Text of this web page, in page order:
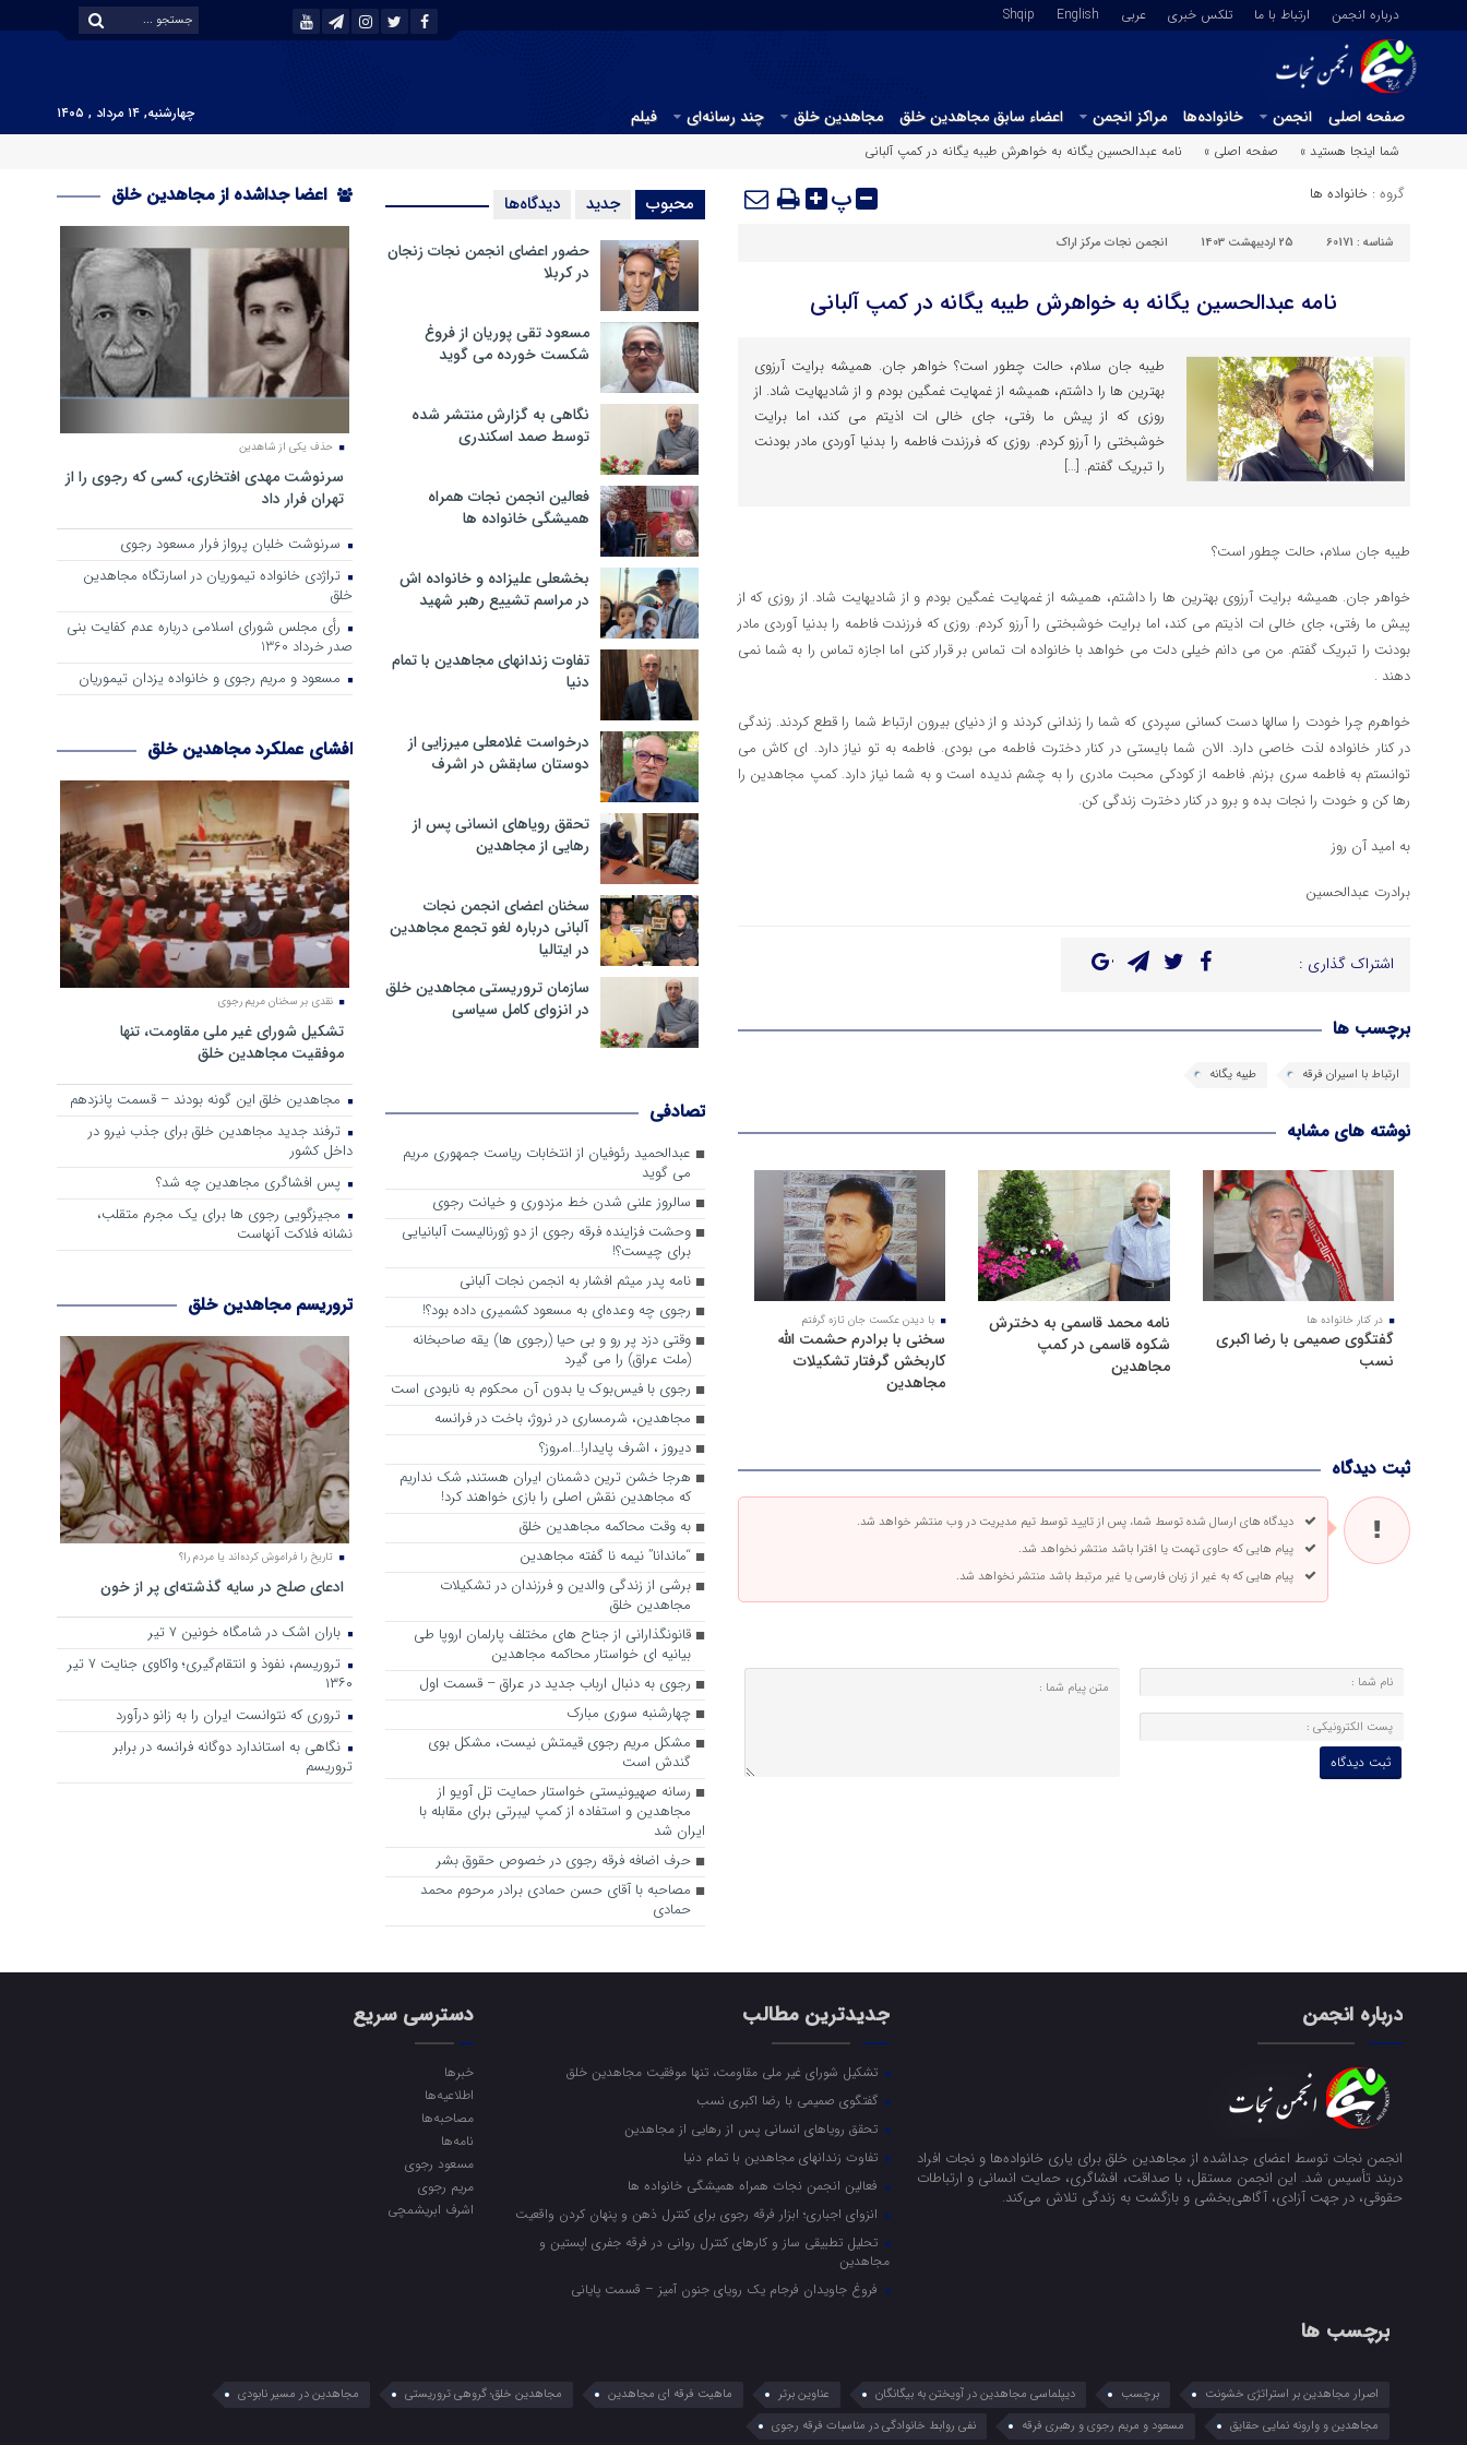
درباره انجمن ارتباط با ما تلکس خبری عربي English
Shqip
صفحه اصلی انجمن خانواده‌ها مراکز انجمن اعضاء سابق مجاهدین خلق مجاهدین خلق چند رسانه‌ای فیلم
چهارشنبه, ۱۴ مرداد , ۱۴۰۵
شما اینجا هستید »
صفحه اصلی » نامه عبدالحسین یگانه به خواهرش طیبه یگانه در کمپ آلبانی
گروه : خانواده ها پ
شناسه : 60171 25 اردیبهشت 1403 انجمن نجات مرکز اراک
نامه عبدالحسین یگانه به خواهرش طیبه یگانه در کمپ آلبانی
طیبه جان سلام، حالت چطور است؟ خواهر جان. همیشه برایت آرزوی
بهترین ها را داشتم، همیشه از غمهایت غمگین بودم و از شادیهایت شاد. از
روزی که از پیش ما رفتی، جای خالی ات اذیتم می کند، اما برایت
خوشبختی را آرزو کردم. روزی که فرزندت فاطمه را بدنیا آوردی مادر بودنت
را تبریک گفتم. […]
طیبه جان سلام، حالت چطور است؟
خواهر جان. همیشه برایت آرزوی بهترین ها را داشتم، همیشه از غمهایت غمگین بودم و از شادیهایت شاد. از روزی که از
پیش ما رفتی، جای خالی ات اذیتم می کند، اما برایت خوشبختی را آرزو کردم. روزی که فرزندت فاطمه را بدنیا آوردی مادر
بودنت را تبریک گفتم. من می دانم خیلی دلت می خواهد با خانواده ات تماس بر قرار کنی اما اجازه تماس را به شما نمی
دهند .
خواهرم چرا خودت را سالها دست کسانی سپردی که شما را زندانی کردند و از دنیای بیرون ارتباط شما را قطع کردند. زندگی
در کنار خانواده لذت خاصی دارد. الان شما بایستی در کنار دخترت فاطمه می بودی. فاطمه به تو نیاز دارد. ای کاش می
توانستم به فاطمه سری بزنم. فاطمه از کودکی محبت مادری را به چشم ندیده است و به شما نیاز دارد. کمپ مجاهدین را
رها کن و خودت را نجات بده و برو در کنار دخترت زندگی کن.
به امید آن روز
برادرت عبدالحسین
اشتراک گذاری :
برچسب ها
ارتباط با اسیران فرقه طیبه یگانه
نوشته های مشابه
در کنار خانواده ها
گفتگوی صمیمی با رضا اکبری
نسب
نامه محمد قاسمی به دخترش
شکوه قاسمی در کمپ
مجاهدین
با دیدن عکست جان تازه گرفتم
سخنی با برادرم حشمت الله
کاربخش گرفتار تشکیلات
مجاهدین
ثبت دیدگاه
دیدگاه های ارسال شده توسط شما، پس از تایید توسط تیم مدیریت در وب منتشر خواهد شد.
پیام هایی که حاوی تهمت یا افترا باشد منتشر نخواهد شد.
پیام هایی که به غیر از زبان فارسی یا غیر مرتبط باشد منتشر نخواهد شد.
محبوب جدید دیدگاه‌ها
حضور اعضای انجمن نجات زنجان
در کربلا
مسعود تقی پوریان از فروغ
شکست خورده می گوید
نگاهی به گزارش منتشر شده
توسط صمد اسکندری
فعالین انجمن نجات همراه
همیشگی خانواده ها
بخشعلی علیزاده و خانواده اش
در مراسم تشییع رهبر شهید
تفاوت زندانهای مجاهدین با تمام
دنیا
درخواست غلامعلی میرزایی از
دوستان سابقش در اشرف
تحقق رویاهای انسانی پس از
رهایی از مجاهدین
سخنان اعضای انجمن نجات
آلبانی درباره لغو تجمع مجاهدین
در ایتالیا
سازمان تروریستی مجاهدین خلق
در انزوای کامل سیاسی
تصادفی
عبدالحمید رئوفیان از انتخابات ریاست جمهوری مریم
می گوید
سالروز علنی شدن خط مزدوری و خیانت رجوی
وحشت فزاینده فرقه رجوی از دو ژورنالیست آلبانیایی
برای چیست؟!
نامه پدر میثم افشار به انجمن نجات آلبانی
رجوی چه وعده‌ای به مسعود کشمیری داده بود؟!
وقتی دزد پر رو و بی حیا (رجوی ها) یقه صاحبخانه
(ملت عراق) را می گیرد
رجوی با فیس‌بوک یا بدون آن محکوم به نابودی است
مجاهدین، شرم‎ساری در نروژ، باخت در فرانسه
ديروز ، اشرف پايدار!…امروز؟
هرجا خشن ترین دشمنان ایران هستند٬ شک نداریم
که مجاهدین نقش اصلی را بازی خواهند کرد!
به وقت محاکمه مجاهدین خلق
“ماندانا” نیمه نا گفته مجاهدین
برشی از زندگی والدین و فرزندان در تشکیلات
مجاهدین خلق
قانونگذارانی از جناح های مختلف پارلمان اروپا طی
بیانیه ای خواستار محاکمه مجاهدین
رجوی به دنبال ارباب جدید در عراق – قسمت اول
چهارشنبه سوری مبارک
مشکل مریم رجوی قیمتش نیست، مشکل بوی
گندش است
رسانه صهیونیستی خواستار حمایت تل آویو از
مجاهدین و استفاده از کمپ لیبرتی برای مقابله با
ایران شد
حرف اضافه فرقه رجوی در خصوص حقوق بشر
مصاحبه با آقای حسن حمادی برادر مرحوم محمد
حمادی
اعضا جداشده از مجاهدین خلق
حذف یکی از شاهدین
سرنوشت مهدی افتخاری، کسی که رجوی را از
تهران فرار داد
سرنوشت خلبان پرواز فرار مسعود رجوی
تراژدی خانواده تیموریان در اسارتگاه مجاهدین
خلق
رأی مجلس شورای اسلامی درباره عدم كفایت بنی
صدر خرداد 1360
مسعود و مریم رجوی و خانواده یزدان تیموریان
افشای عملکرد مجاهدین خلق
نقدی بر سخنان مریم رجوی
تشکیل شورای غیر ملی مقاومت، تنها
موفقیت مجاهدین خلق
مجاهدین خلق این گونه بودند – قسمت پانزدهم
ترفند جدید مجاهدین خلق برای جذب نیرو در
داخل کشور
پس افشاگری مجاهدین چه شد؟
مجیزگویی رجوی ها برای یک مجرم متقلب،
نشانه فلاکت آنهاست
تروریسم مجاهدین خلق
تاریخ را فراموش کرده‌اند یا مردم را؟
ادعای صلح در سایه گذشته‌ای پر از خون
باران اشک در شامگاه خونین 7 تیر
تروریسم، نفوذ و انتقام‌گیری؛ واکاوی جنایت ۷ تیر
۱۳۶۰
تروری که نتوانست ایران را به زانو درآورد
نگاهی به استاندارد دوگانه فرانسه در برابر
تروریسم
درباره انجمن
انجمن نجات توسط اعضای جداشده از مجاهدین خلق برای یاری خانواده‌ها و نجات افراد
دربند تأسیس شد. این انجمن مستقل، با صداقت، افشاگری، حمایت انسانی و ارتباطات
حقوقی، در جهت آزادی، آگاهی‌بخشی و بازگشت به زندگی تلاش می‌کند.
جدیدترین مطالب
تشکیل شورای غیر ملی مقاومت، تنها موفقیت مجاهدین خلق
گفتگوی صمیمی با رضا اکبری نسب
تحقق رویاهای انسانی پس از رهایی از مجاهدین
تفاوت زندانهای مجاهدین با تمام دنیا
فعالین انجمن نجات همراه همیشگی خانواده ها
انزوای اجباری؛ ابزار فرقه رجوی برای کنترل ذهن و پنهان کردن واقعیت
تحلیل تطبیقی ساز و کارهای کنترل روانی در فرقه جفری اپستین و
مجاهدین
فروغ جاویدان فرجام یک رویای جنون آمیز – قسمت پایانی
دسترسی سریع
خبرها
اطلاعیه‌ها
مصاحبه‌ها
نامه‌ها
مسعود رجوی
مریم رجوی
اشرف ابریشمچی
برچسب ها
اصرار مجاهدین بر استراتژی خشونت برچسب دیپلماسی مجاهدین در آویختن به بیگانگان عناوین برتر ماهیت فرقه ای مجاهدین مجاهدین خلق؛ گروهی تروریستی
مجاهدین در مسیر نابودی
مجاهدین و وارونه نمایی حقایق
مسعود و مریم رجوی و رهبری فرقه نفی روابط خانوادگی در مناسبات فرقه رجوی